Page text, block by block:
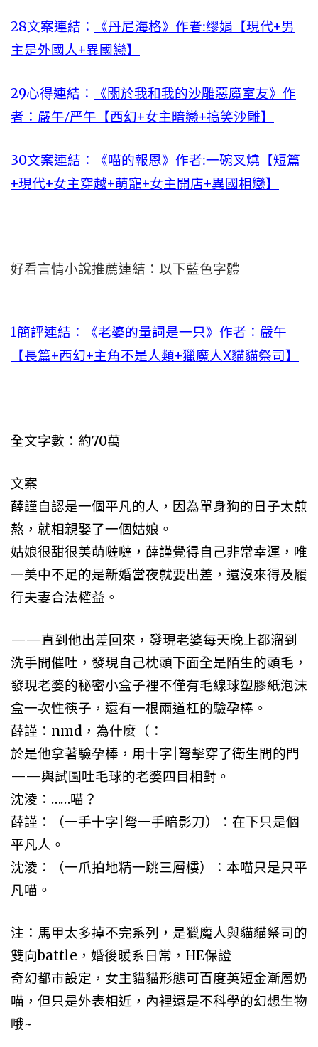
28文案連結：
《丹尼海格》作者:缪娟【現代+男
主是外國人+異國戀】
29心得連結：
《關於我和我的沙雕惡魔室友》作
者：嚴午/严午【西幻+女主暗戀+搞笑沙雕】
30文案連結：
《喵的報恩》作者:一碗叉燒【短篇
+現代+女主穿越+萌寵+女主開店+異國相戀】
好看言情小說推薦連結：以下藍色字體
1簡評連結：
《老婆的量詞是一只》作者：嚴午
【長篇+西幻+主角不是人類+獵魔人X貓貓祭司】
全文字數：約70萬
文案
薛謹自認是一個平凡的人，因為單身狗的日子太煎
熬，就相親娶了一個姑娘。
姑娘很甜很美萌噠噠，薛謹覺得自己非常幸運，唯
一美中不足的是新婚當夜就要出差，還沒來得及履
行夫妻合法權益。
——直到他出差回來，發現老婆每天晚上都溜到
洗手間催吐，發現自己枕頭下面全是陌生的頭毛，
發現老婆的秘密小盒子裡不僅有毛線球塑膠紙泡沫
盒一次性筷子，還有一根兩道杠的驗孕棒。
薛謹：nmd，為什麼（：
於是他拿著驗孕棒，用十字|弩擊穿了衛生間的門
——與試圖吐毛球的老婆四目相對。
沈淩：……喵？
薛謹：（一手十字|弩一手暗影刀）：在下只是個
平凡人。
沈淩：（一爪拍地精一跳三層樓）：本喵只是只平
凡喵。
注：馬甲太多掉不完系列，是獵魔人與貓貓祭司的
雙向battle，婚後暖系日常，HE保證
奇幻都市設定，女主貓貓形態可百度英短金漸層奶
喵，但只是外表相近，內裡還是不科學的幻想生物
哦~